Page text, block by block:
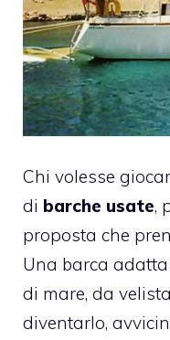
Chi volesse
di barche usate,
proposta che
Una barca
di mare, da
diventarlo,